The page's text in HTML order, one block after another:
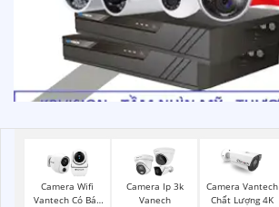
Camera Wifi
Vantech Có Báo
Camera Ip 3k
Vanech
Camera Vantech
Chất Lượng 4K